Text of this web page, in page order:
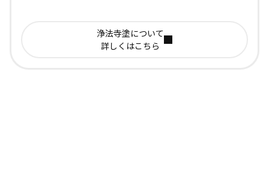
浄法寺塗について
詳しくはこちら